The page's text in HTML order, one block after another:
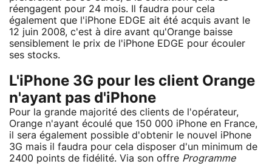
réengagent pour 24 mois. Il faudra pour cela
également que l'iPhone EDGE ait été acquis avant le
12 juin 2008, c'est à dire avant qu'Orange baisse
sensiblement le prix de l'iPhone EDGE pour écouler
ses stocks.
L'iPhone 3G pour les client Orange
n'ayant pas d'iPhone
Pour la grande majorité des clients de l'opérateur,
Orange n'ayant écoulé que 150 000 iPhone en France,
il sera également possible d'obtenir le nouvel iPhone
3G mais il faudra pour cela disposer d'un minimum de
2400 points de fidélité. Via son offre Programme